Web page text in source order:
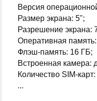
Версия
Размер экрана: 5";
Разрешение экрана:
Оперативная
Флэш-память: 16 ГБ;
Встроенная камера:
Количество SIM-карт:
...